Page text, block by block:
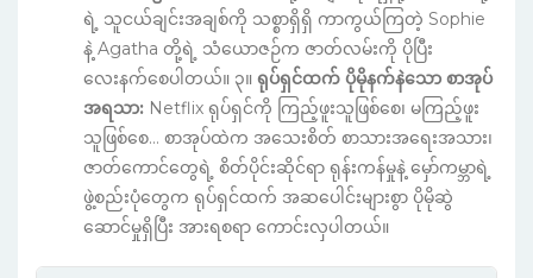
ရဲ့ သူငယ်ချင်းအချစ်ကို သစ္စာရှိရှိ ကာကွယ်ကြတဲ့ Sophie
နဲ့ Agatha တို့ရဲ့ သံယောဇဉ်က ဇာတ်လမ်းကို ပိုပြီး
လေးနက်စေပါတယ်။ ၃။ ရုပ်ရှင်ထက် ပိုမိုနက်နဲသော စာအုပ်
အရသာ: Netflix ရုပ်ရှင်ကို ကြည့်ဖူးသူဖြစ်စေ၊ မကြည့်ဖူး
သူဖြစ်စေ… စာအုပ်ထဲက အသေးစိတ် စာသားအရေးအသား၊
ဇာတ်ကောင်တွေရဲ့ စိတ်ပိုင်းဆိုင်ရာ ရုန်းကန်မှုနဲ့ မှော်ကမ္ဘာရဲ့
ဖွဲ့စည်းပုံတွေက ရုပ်ရှင်ထက် အဆပေါင်းများစွာ ပိုမိုဆွဲ
ဆောင်မှုရှိပြီး အားရစရာ ကောင်းလှပါတယ်။